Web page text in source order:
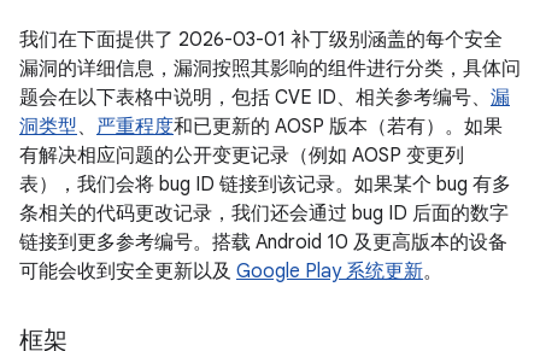
我们在下面提供了 2026-03-01 补丁级别涵盖的每个安全
漏洞的详细信息，漏洞按照其影响的组件进行分类，具体问
题会在以下表格中说明，包括 CVE ID、相关参考编号、 漏
洞类型、 严重程度和已更新的 AOSP 版本（若有）。如果
有解决相应问题的公开变更记录（例如 AOSP 变更列
表），我们会将 bug ID 链接到该记录。如果某个 bug 有多
条相关的代码更改记录，我们还会通过 bug ID 后面的数字
链接到更多参考编号。搭载 Android 10 及更高版本的设备
可能会收到安全更新以及 Google Play 系统更新。
框架